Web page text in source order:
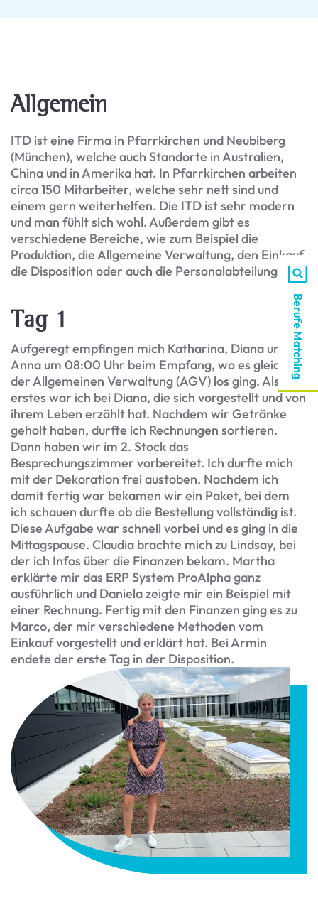
Berufe Matching
Allgemein
ITD ist eine Firma in Pfarrkirchen und Neubiberg
(München), welche auch Standorte in Australien,
China und in Amerika hat. In Pfarrkirchen arbeiten
circa 150 Mitarbeiter, welche sehr nett sind und
einem gern weiterhelfen. Die ITD ist sehr modern
und man fühlt sich wohl. Außerdem gibt es
verschiedene Bereiche, wie zum Beispiel die
Produktion, die Allgemeine Verwaltung, den Einkauf,
die Disposition oder auch die Personalabteilung.
Tag 1
Aufgeregt empfingen mich Katharina, Diana und
Anna um 08:00 Uhr beim Empfang, wo es gleich bei
der Allgemeinen Verwaltung (AGV) los ging. Als
erstes war ich bei Diana, die sich vorgestellt und von
ihrem Leben erzählt hat. Nachdem wir Getränke
geholt haben, durfte ich Rechnungen sortieren.
Dann haben wir im 2. Stock das
Besprechungszimmer vorbereitet. Ich durfte mich
mit der Dekoration frei austoben. Nachdem ich
damit fertig war bekamen wir ein Paket, bei dem
ich schauen durfte ob die Bestellung vollständig ist.
Diese Aufgabe war schnell vorbei und es ging in die
Mittagspause. Claudia brachte mich zu Lindsay, bei
der ich Infos über die Finanzen bekam. Martha
erklärte mir das ERP System ProAlpha ganz
ausführlich und Daniela zeigte mir ein Beispiel mit
einer Rechnung. Fertig mit den Finanzen ging es zu
Marco, der mir verschiedene Methoden vom
Einkauf vorgestellt und erklärt hat. Bei Armin
endete der erste Tag in der Disposition.